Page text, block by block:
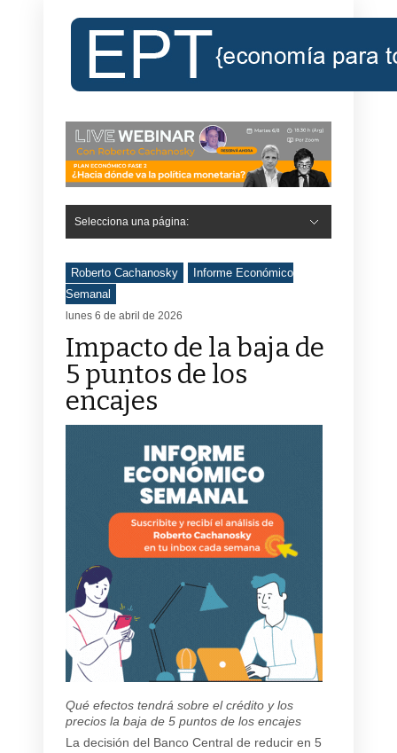
Selecciona una página:
Roberto Cachanosky
Informe Económico
Semanal
lunes 6 de abril de 2026
Impacto de la baja de
5 puntos de los
encajes
Qué efectos tendrá sobre el crédito y los
precios la baja de 5 puntos de los encajes
La decisión del Banco Central de reducir en 5